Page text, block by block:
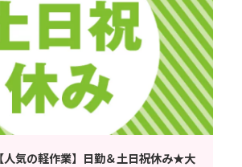
人気の軽作業】日勤＆土日祝休み★大